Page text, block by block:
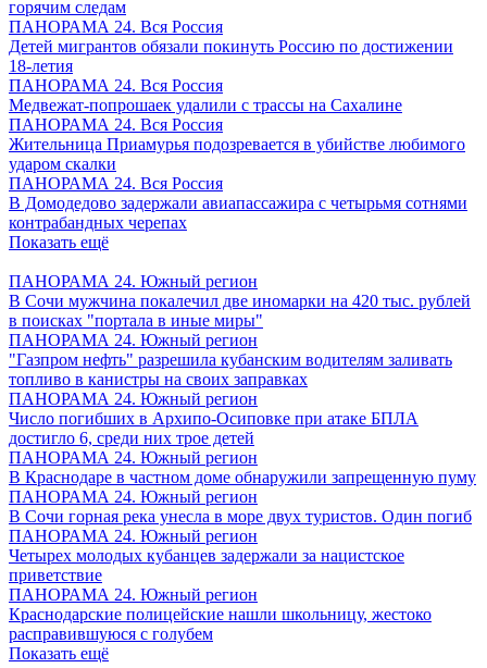
горячим следам
ПАНОРАМА 24. Вся Россия
Детей мигрантов обязали покинуть Россию по достижении
18-летия
ПАНОРАМА 24. Вся Россия
Медвежат-попрошаек удалили с трассы на Сахалине
ПАНОРАМА 24. Вся Россия
Жительница Приамурья подозревается в убийстве любимого
ударом скалки
ПАНОРАМА 24. Вся Россия
В Домодедово задержали авиапассажира с четырьмя сотнями
контрабандных черепах
Показать ещё
ПАНОРАМА 24. Южный регион
В Сочи мужчина покалечил две иномарки на 420 тыс. рублей
в поисках "портала в иные миры"
ПАНОРАМА 24. Южный регион
"Газпром нефть" разрешила кубанским водителям заливать
топливо в канистры на своих заправках
ПАНОРАМА 24. Южный регион
Число погибших в Архипо-Осиповке при атаке БПЛА
достигло 6, среди них трое детей
ПАНОРАМА 24. Южный регион
В Краснодаре в частном доме обнаружили запрещенную пуму
ПАНОРАМА 24. Южный регион
В Сочи горная река унесла в море двух туристов. Один погиб
ПАНОРАМА 24. Южный регион
Четырех молодых кубанцев задержали за нацистское
приветствие
ПАНОРАМА 24. Южный регион
Краснодарские полицейские нашли школьницу, жестоко
расправившуюся с голубем
Показать ещё